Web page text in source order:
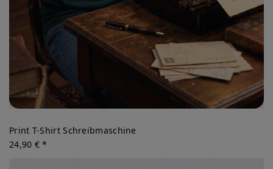
Print T-Shirt Schreibmaschine
24,90 € *